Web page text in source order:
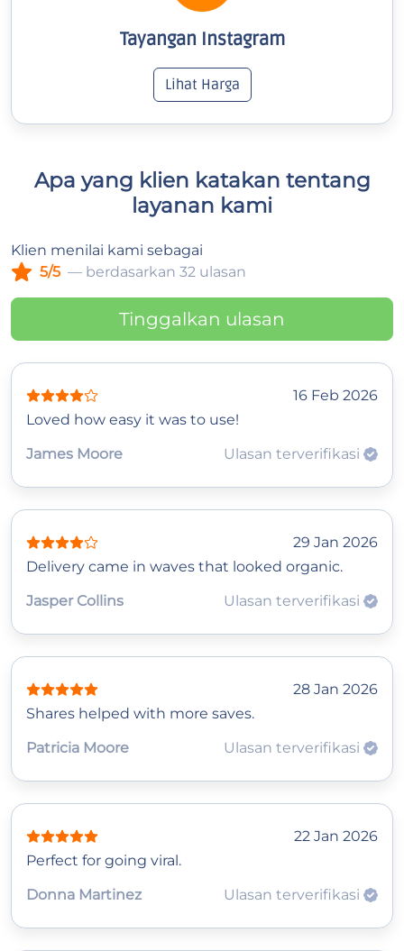
Tayangan Instagram
Lihat Harga
Apa yang klien katakan tentang
layanan kami
Klien menilai kami sebagai
5/5 — berdasarkan 32 ulasan
Tinggalkan ulasan
16 Feb 2026
Loved how easy it was to use!
James Moore
Ulasan terverifikasi
29 Jan 2026
Delivery came in waves that looked organic.
Jasper Collins
Ulasan terverifikasi
28 Jan 2026
Shares helped with more saves.
Patricia Moore
Ulasan terverifikasi
22 Jan 2026
Perfect for going viral.
Donna Martinez
Ulasan terverifikasi